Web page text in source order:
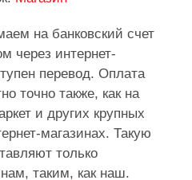
на банковский счет
через интернет-
перевод. Оплата
точно также, как на
и других крупных
магазинах. Такую
только
таким, как наш.